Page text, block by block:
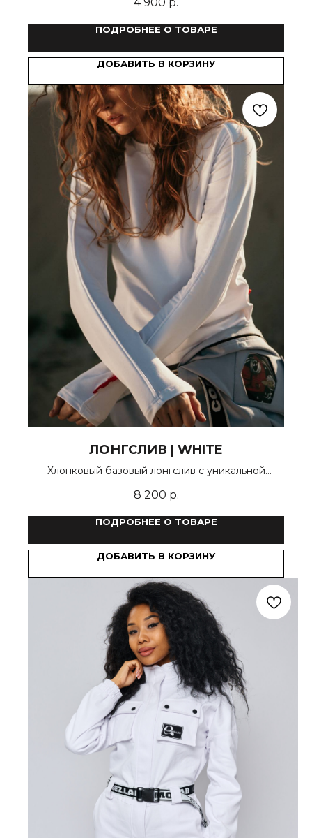
4 900 р.
ПОДРОБНЕЕ О ТОВАРЕ
ДОБАВИТЬ В КОРЗИНУ
ЛОНГСЛИВ | WHITE
Хлопковый базовый лонгслив с уникальной
8 200 р.
ПОДРОБНЕЕ О ТОВАРЕ
ДОБАВИТЬ В КОРЗИНУ